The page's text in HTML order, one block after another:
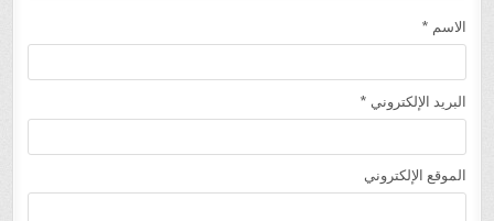
الاسم *
البريد الإلكتروني *
الموقع الإلكتروني